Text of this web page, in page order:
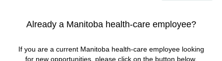
Already a Manitoba health-care employee?
If you are a current Manitoba health-care employee looking
for new opportunities, please click on the button below.